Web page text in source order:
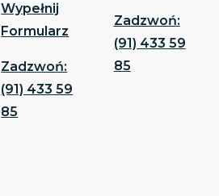
Wypełnij
Formularz
Zadzwoń:
(91) 433 59
85
Zadzwoń:
(91) 433 59
85